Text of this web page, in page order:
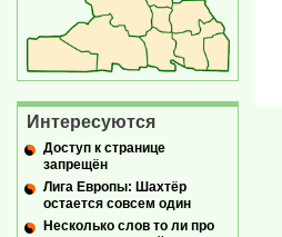
Интересуются
Доступ к странице
запрещён
Лига Европы: Шахтёр
остается совсем один
Несколько слов то ли про